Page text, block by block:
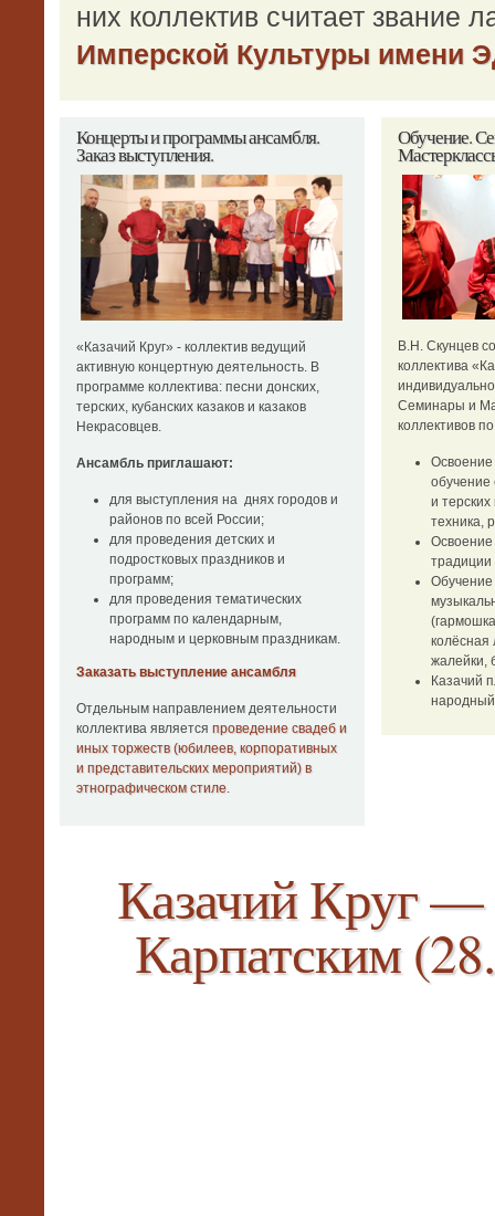
них коллектив считает звание
Имперской Культуры имени
Концертыи программы ансамбля.
Заказ выступления.
«Казачий Круг» - коллектив ведущий
активную концертную деятельность. В
программе коллектива: песни донских,
терских, кубанских казаков и казаков
Некрасовцев.
Ансамбль приглашают:
для выступления на днях городов и
районов по всей России;
для проведения детских и
подростковых праздников и
программ;
для проведения тематических
программ по календарным,
народным и церковным праздникам.
Заказать выступление ансамбля
Отдельным направлением деятельности
коллектива является проведение свадеб и
иных торжеств (юбилеев, корпоративных
и представительских мероприятий) в
этнографическом стиле
Обучение.
В.Н. Скунцев
коллектива
Семинары и
коллективов
обучение
и терских
техника,
Освоение
традиции
Обучение
жалейки,
Казачий
народный
Казачий Круг
Карпатским